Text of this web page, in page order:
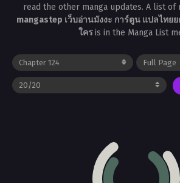
read the other manga updates. A list of
mangastep เว็บอ่านมังงะ การ์ตูน แปลไทย
ใครis in the Manga List